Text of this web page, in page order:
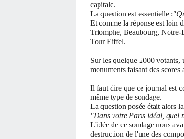
capitale.
La question est essentielle :
Et comme la réponse est loin
Triomphe, Beaubourg,
Tour Eiffel.
Sur les quelque 2000
monuments faisant des
Il faut dire que ce journal est
même type de sondage.
La question posée était alors
"Dans votre Paris idéal, quel
L'idée de ce sondage nous
destruction de l'une des